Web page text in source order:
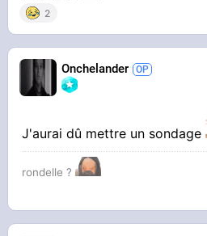
2
Onchelander
J'aurai dû mettre un sondage
rondelle ?